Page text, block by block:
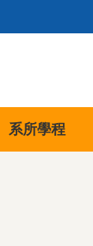
系所學程